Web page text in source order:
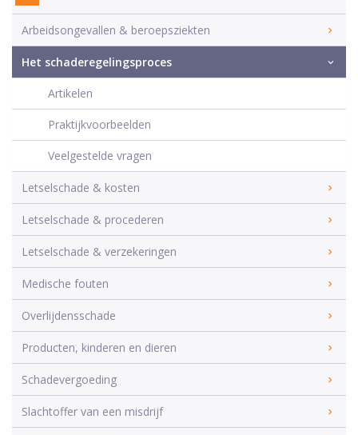
Arbeidsongevallen & beroepsziekten
Het schaderegelingsproces
Artikelen
Praktijkvoorbeelden
Veelgestelde vragen
Letselschade & kosten
Letselschade & procederen
Letselschade & verzekeringen
Medische fouten
Overlijdensschade
Producten, kinderen en dieren
Schadevergoeding
Slachtoffer van een misdrijf